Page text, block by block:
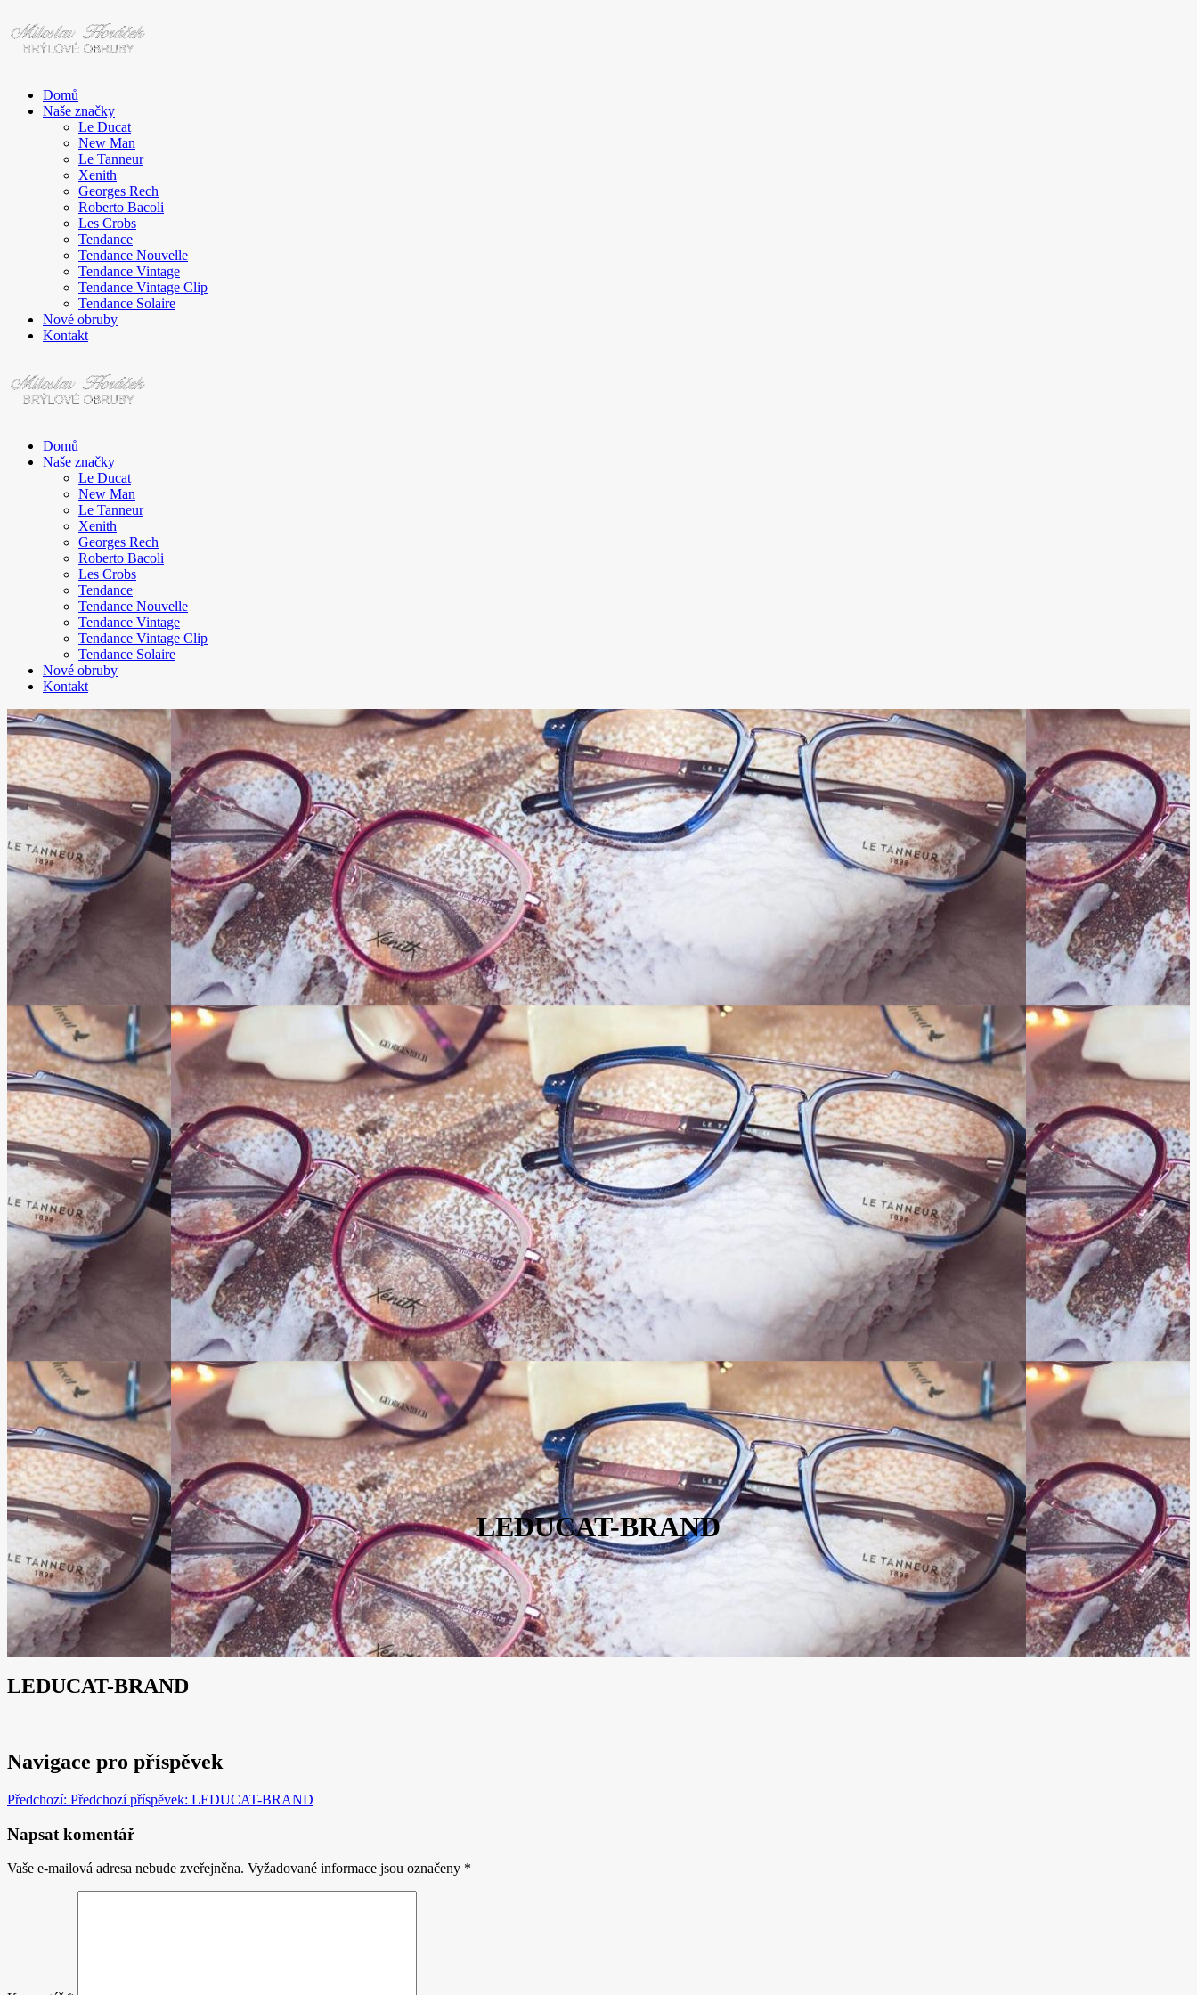
Domů
Naše značky
Le Ducat
New Man
Le Tanneur
Xenith
Georges Rech
Roberto Bacoli
Les Crobs
Tendance
Tendance Nouvelle
Tendance Vintage
Tendance Vintage Clip
Tendance Solaire
Nové obruby
Kontakt
Domů
Naše značky
Le Ducat
New Man
Le Tanneur
Xenith
Georges Rech
Roberto Bacoli
Les Crobs
Tendance
Tendance Nouvelle
Tendance Vintage
Tendance Vintage Clip
Tendance Solaire
Nové obruby
Kontakt
LEDUCAT-BRAND
LEDUCAT-BRAND
Navigace pro příspěvek
Předchozí: Předchozí příspěvek: LEDUCAT-BRAND
Napsat komentář
Vaše e-mailová adresa nebude zveřejněna. Vyžadované informace jsou označeny *